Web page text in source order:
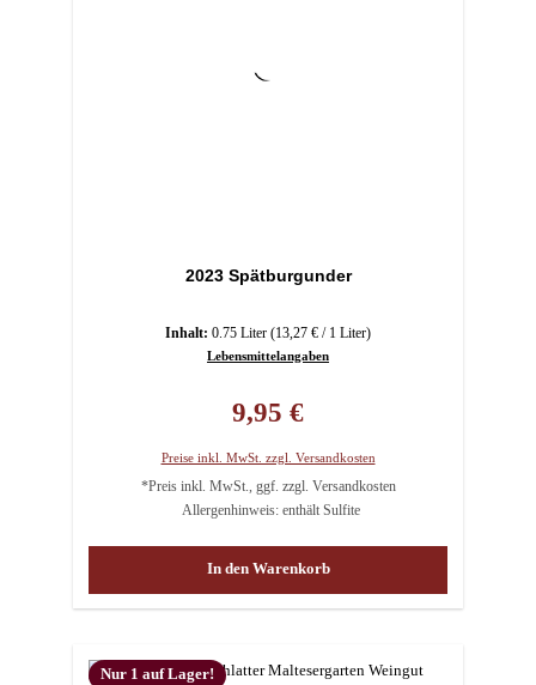
2023 Spätburgunder
Inhalt: 0.75 Liter (13,27 € / 1 Liter)
Lebensmittelangaben
9,95 €
Preise inkl. MwSt. zzgl. Versandkosten
*Preis inkl. MwSt., ggf. zzgl. Versandkosten
Allergenhinweis: enthält Sulfite
In den Warenkorb
Nur 1 auf Lager!